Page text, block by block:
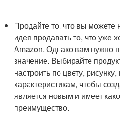
Продайте то, что вы можете
идея продавать то, что уже
Amazon. Однако вам нужно
значение. Выбирайте
настроить по цвету,
характеристикам, чтобы
является новым и имеет
преимущество.